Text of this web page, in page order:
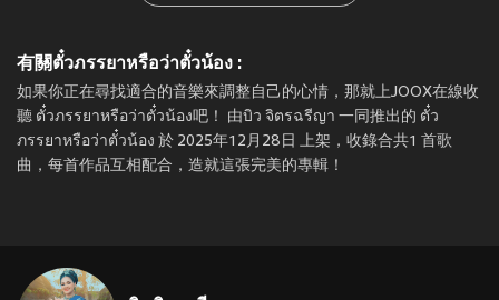
有關ตั๋วภรรยาหรือว่าตั๋วน้อง :
如果你正在尋找適合的音樂來調整自己的心情，那就上JOOX在線收
聽 ตั๋วภรรยาหรือว่าตั๋วน้อง吧！ 由บิว จิตรฉรีญา 一同推出的 ตั๋ว
ภรรยาหรือว่าตั๋วน้อง 於 2025年12月28日 上架，收錄合共1 首歌
曲，每首作品互相配合，造就這張完美的專輯！